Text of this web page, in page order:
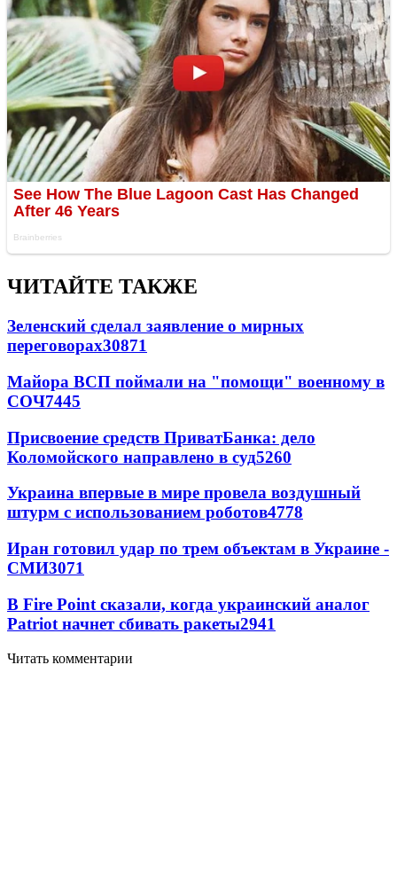
ЧИТАЙТЕ ТАКЖЕ
Зеленский сделал заявление о мирных
переговорах30871
Майора ВСП поймали на "помощи" военному в
СОЧ7445
Присвоение средств ПриватБанка: дело
Коломойского направлено в суд5260
Украина впервые в мире провела воздушный
штурм с использованием роботов4778
Иран готовил удар по трем объектам в Украине -
СМИ3071
В Fire Point сказали, когда украинский аналог
Patriot начнет сбивать ракеты2941
Читать комментарии